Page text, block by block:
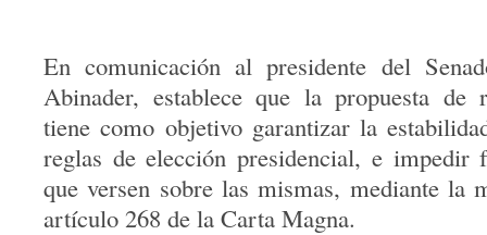
En comunicación al presidente del
Abinader, establece que la propuesta de
tiene como objetivo garantizar la
reglas de elección presidencial, e impedir
que versen sobre las mismas, mediante la
artículo 268 de la Carta Magna.